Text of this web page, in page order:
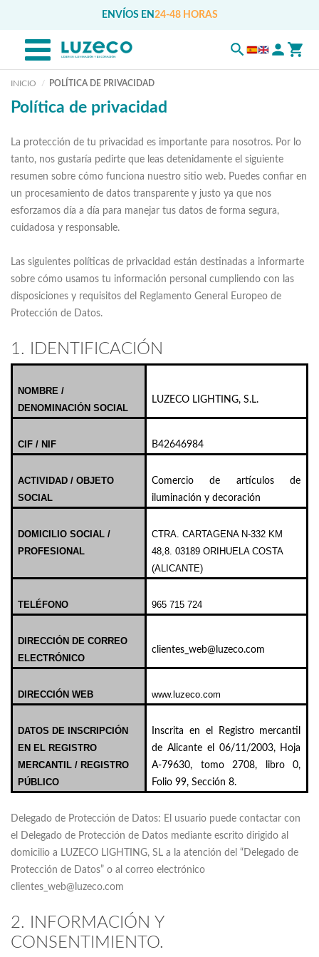
ENVÍOS EN 24-48 HORAS
INICIO POLÍTICA DE PRIVACIDAD
Política de privacidad
La protección de tu privacidad es importante para nosotros. Por lo
tanto, nos gustaría pedirte que leas detenidamente el siguiente
resumen sobre cómo funciona nuestro sitio web. Puedes confiar en
un procesamiento de datos transparente y justo ya que nos
esforzamos día a día para manejar tus datos de forma segura,
cuidadosa y responsable.
Las siguientes políticas de privacidad están destinadas a informarte
sobre cómo usamos tu información personal cumpliendo con las
disposiciones y requisitos del Reglamento General Europeo de
Protección de Datos.
1. IDENTIFICACIÓN
NOMBRE /
DENOMINACIÓN SOCIAL
LUZECO LIGHTING, S.L.
CIF / NIF B42646984
ACTIVIDAD / OBJETO
SOCIAL
Comercio de artículos de
iluminación y decoración
DOMICILIO SOCIAL /
PROFESIONAL
CTRA. CARTAGENA N-332 KM
48,8. 03189 ORIHUELA COSTA
(ALICANTE)
TELÉFONO 965 715 724
DIRECCIÓN DE CORREO
ELECTRÓNICO
clientes_web@luzeco.com
DIRECCIÓN WEB www.luzeco.com
DATOS DE INSCRIPCIÓN
EN EL REGISTRO
MERCANTIL / REGISTRO
PÚBLICO
Inscrita en el Registro mercantil
de Alicante el 06/11/2003, Hoja
A-79630, tomo 2708, libro 0,
Folio 99, Sección 8.
Delegado de Protección de Datos: El usuario puede contactar con
el Delegado de Protección de Datos mediante escrito dirigido al
domicilio a LUZECO LIGHTING, SL a la atención del “Delegado de
Protección de Datos” o al correo electrónico
clientes_web@luzeco.com
2. INFORMACIÓN Y
CONSENTIMIENTO.